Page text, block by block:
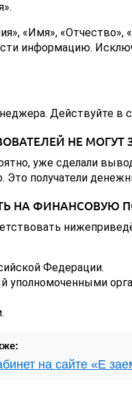
«Имя»,
информацию.
Действуйте в
НЕ МОГУТ
уже сделали
Это получатели
НА ФИНАНСОВУЮ
Федерации.
уполномоченными
на сайте «Е